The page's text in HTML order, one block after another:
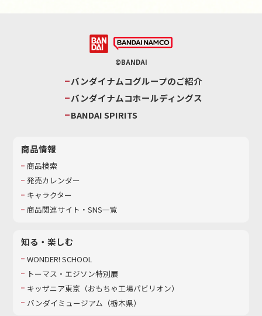
©BANDAI
バンダイナムコグループのご紹介
バンダイナムコホールディングス
BANDAI SPIRITS
商品情報
商品検索
発売カレンダー
キャラクター
商品関連サイト・SNS一覧
知る・楽しむ
WONDER! SCHOOL
トーマス・エジソン特別展
キッザニア東京（おもちゃ工場パビリオン）​
バンダイミュージアム（栃木県）